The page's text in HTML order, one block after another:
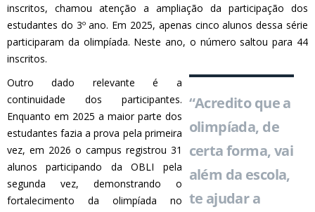
inscritos, chamou atenção a ampliação da participação dos
estudantes do 3º ano. Em 2025, apenas cinco alunos dessa série
participaram da olimpíada. Neste ano, o número saltou para 44
inscritos.
“Acredito que a
olimpíada, de
certa forma, vai
além da escola,
te ajudar a
Outro dado relevante é a
continuidade dos participantes.
Enquanto em 2025 a maior parte dos
estudantes fazia a prova pela primeira
vez, em 2026 o campus registrou 31
alunos participando da OBLI pela
segunda vez, demonstrando o
fortalecimento da olimpíada no